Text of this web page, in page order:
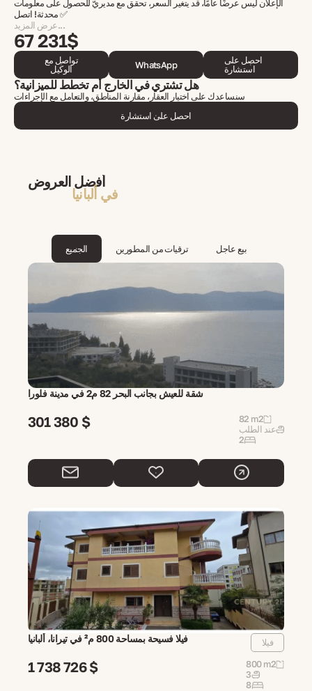
الإعلان ليس عرضًا عامًا، قد يتغير السعر، تحقق مع مديريّ للحصول على معلومات
محدثة! اتصل ✅
عرض المزيد...
67 231$
تواصل مع
الوكيل
WhatsApp
احصل على
استشارة
هل تشتري في الخارج أم تخطط للميزانية؟
سنساعدك على اختيار العقار، مقارنة المناطق، والتعامل مع الإجراءات
احصل على استشارة
أفضل العروض
في ألبانيا
الجميع ترقيات من المطورين بيع عاجل
شقة للعيش بجانب البحر 82 م2 في مدينة فلورا
301 380 $
82 m2
عند الطلب
2
فيلا فسيحة بمساحة 800 م² في تيرانا، ألبانيا فيلا
1 738 726 $
800 m2
3
8